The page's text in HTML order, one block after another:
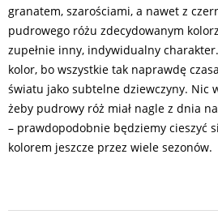
granatem, szarościami, a nawet z
pudrowego różu zdecydowanym
zupełnie inny, indywidualny
kolor, bo wszystkie tak naprawdę
światu jako subtelne dziewczyny. Nic
żeby pudrowy róż miał nagle z dnia
– prawdopodobnie będziemy cieszyć
kolorem jeszcze przez wiele sezonów.